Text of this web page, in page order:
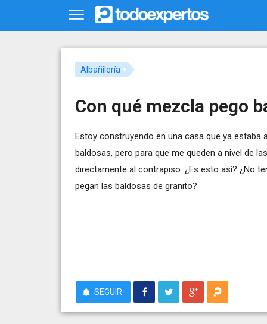
Albañilería
Con qué mezcla pego
Estoy construyendo en una casa que ya estaba
baldosas, pero para que me queden a nivel de
directamente al contrapiso. ¿Es esto así? ¿No
pegan las baldosas de granito?
SEGUIR